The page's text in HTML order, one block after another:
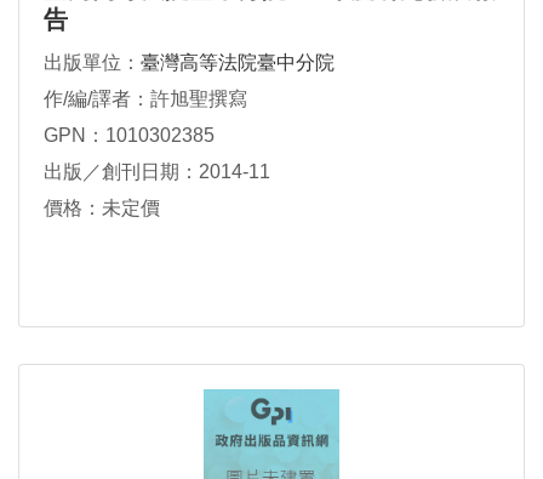
告
出版單位： 臺灣高等法院臺中分院
作/編/譯者：許旭聖撰寫
GPN：1010302385
出版／創刊日期：2014-11
價格：未定價